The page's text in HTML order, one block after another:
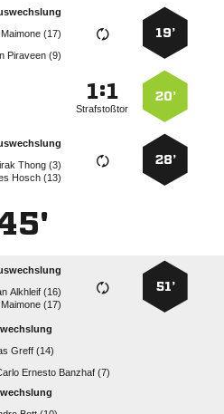
19’

 
20’
:
Strafstoßtor
28’
 
 
51’
 

 
  